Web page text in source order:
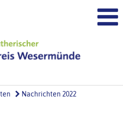
Nachrichten 2022